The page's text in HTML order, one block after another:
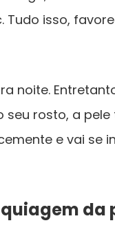
isso,
noite.
rosto, a pele
e vai se
da